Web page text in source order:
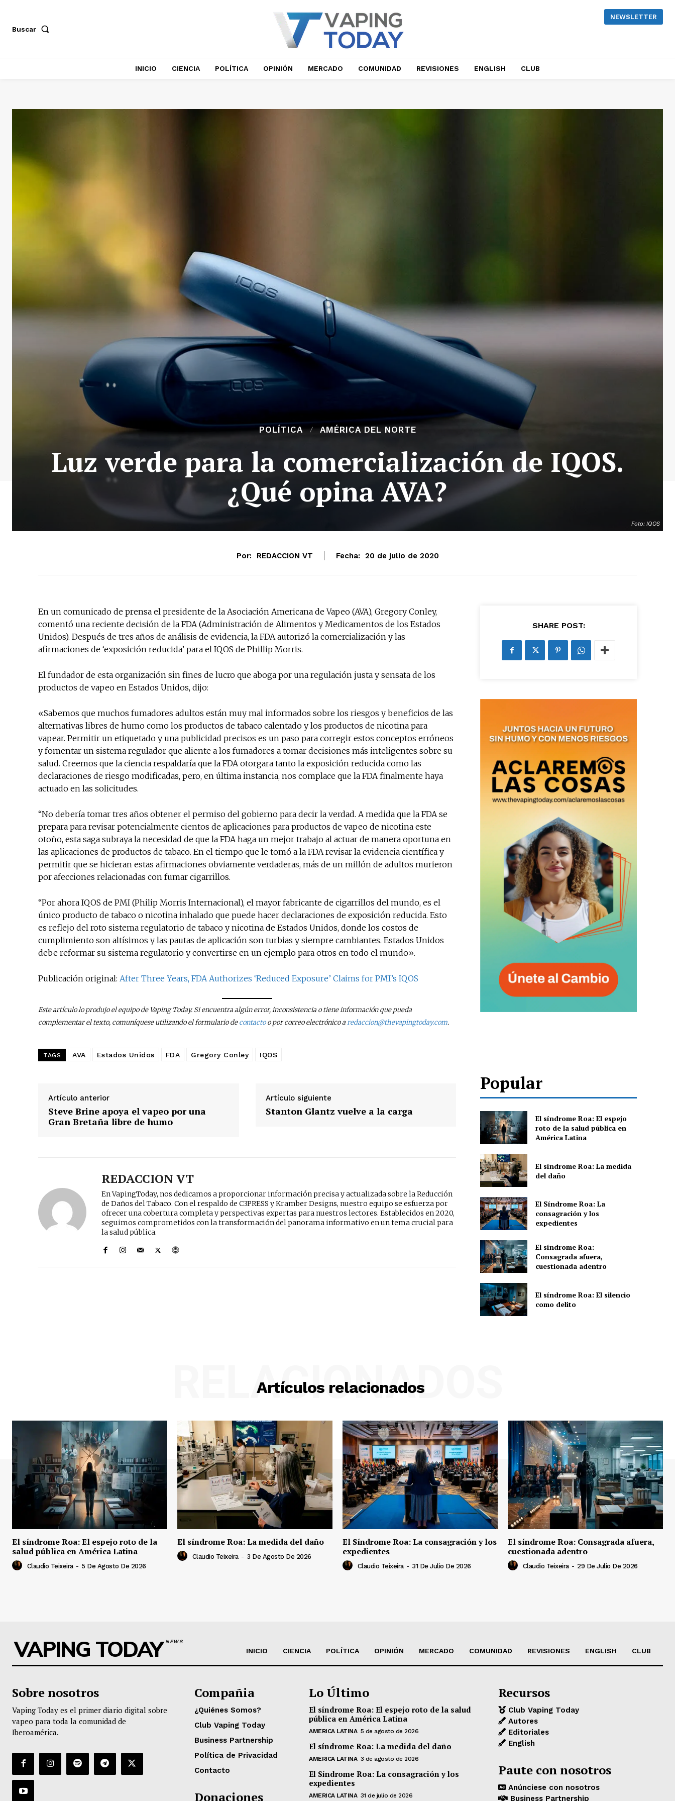
No te pierdas de las últimas
noticias del vapeo y la reducción de daños en tu correo
electrónico.
Subscribe to our daily clipping and receive all the news
of vaping and tobacco harm reduction in your email.
Buscar
NEWSLETTER
INICIO CIENCIA POLÍTICA OPINIÓN MERCADO COMUNIDAD REVISIONES ENGLISH CLUB
Foto: IQOS
POLÍTICA AMÉRICA DEL NORTE
Luz verde para la comercialización de IQOS.
¿Qué opina AVA?
Por: REDACCION VT Fecha: 20 de julio de 2020
En un comunicado de prensa el presidente de la Asociación Americana de Vapeo (AVA), Gregory Conley,
comentó una reciente decisión de la FDA (Administración de Alimentos y Medicamentos de los Estados
Unidos). Después de tres años de análisis de evidencia, la FDA autorizó la comercialización y las
afirmaciones de ‘exposición reducida’ para el IQOS de Phillip Morris.
El fundador de esta organización sin fines de lucro que aboga por una regulación justa y sensata de los
productos de vapeo en Estados Unidos, dijo:
«Sabemos que muchos fumadores adultos están muy mal informados sobre los riesgos y beneficios de las
alternativas libres de humo como los productos de tabaco calentado y los productos de nicotina para
vapear. Permitir un etiquetado y una publicidad precisos es un paso para corregir estos conceptos erróneos
y fomentar un sistema regulador que aliente a los fumadores a tomar decisiones más inteligentes sobre su
salud. Creemos que la ciencia respaldaría que la FDA otorgara tanto la exposición reducida como las
declaraciones de riesgo modificadas, pero, en última instancia, nos complace que la FDA finalmente haya
actuado en las solicitudes.
“No debería tomar tres años obtener el permiso del gobierno para decir la verdad. A medida que la FDA se
prepara para revisar potencialmente cientos de aplicaciones para productos de vapeo de nicotina este
otoño, esta saga subraya la necesidad de que la FDA haga un mejor trabajo al actuar de manera oportuna en
las aplicaciones de productos de tabaco. En el tiempo que le tomó a la FDA revisar la evidencia científica y
permitir que se hicieran estas afirmaciones obviamente verdaderas, más de un millón de adultos murieron
por afecciones relacionadas con fumar cigarrillos.
“Por ahora IQOS de PMI (Philip Morris Internacional), el mayor fabricante de cigarrillos del mundo, es el
único producto de tabaco o nicotina inhalado que puede hacer declaraciones de exposición reducida. Esto
es reflejo del roto sistema regulatorio de tabaco y nicotina de Estados Unidos, donde los costos de
cumplimiento son altísimos y las pautas de aplicación son turbias y siempre cambiantes. Estados Unidos
debe reformar su sistema regulatorio y convertirse en un ejemplo para otros en todo el mundo».
Publicación original: After Three Years, FDA Authorizes ‘Reduced Exposure’ Claims for PMI’s IQOS
Este artículo lo produjo el equipo de Vaping Today. Si encuentra algún error, inconsistencia o tiene información que pueda
complementar el texto, comuníquese utilizando el formulario decontactoo por correo electrónico aredaccion@thevapingtoday.com.
TAGS AVA Estados Unidos FDA Gregory Conley IQOS
Artículo anterior
Steve Brine apoya el vapeo por una
Gran Bretaña libre de humo
Artículo siguiente
Stanton Glantz vuelve a la carga
REDACCION VT
En VapingToday, nos dedicamos a proporcionar información precisa y actualizada sobre la Reducción
de Daños del Tabaco. Con el respaldo de C3PRESS y Kramber Designs, nuestro equipo se esfuerza por
ofrecer una cobertura completa y perspectivas expertas para nuestros lectores. Establecidos en 2020,
seguimos comprometidos con la transformación del panorama informativo en un tema crucial para
la salud pública.
SHARE POST:
Popular
El síndrome Roa: El espejo
roto de la salud pública en
América Latina
El síndrome Roa: La medida
del daño
El Síndrome Roa: La
consagración y los
expedientes
El síndrome Roa:
Consagrada afuera,
cuestionada adentro
El síndrome Roa: El silencio
como delito
Artículos relacionados
RELACIONADOS
El síndrome Roa: El espejo roto de la
salud pública en América Latina
Claudio Teixeira - 5 De Agosto De 2026
El síndrome Roa: La medida del daño
Claudio Teixeira - 3 De Agosto De 2026
El Síndrome Roa: La consagración y los
expedientes
Claudio Teixeira - 31 De Julio De 2026
El síndrome Roa: Consagrada afuera,
cuestionada adentro
Claudio Teixeira - 29 De Julio De 2026
VAPING TODAYNEWS
INICIO CIENCIA POLÍTICA OPINIÓN MERCADO COMUNIDAD REVISIONES ENGLISH CLUB
Sobre nosotros
Vaping Today es el primer diario digital sobre
vapeo para toda la comunidad de
Iberoamérica.
Compañia
¿Quiénes Somos?
Club Vaping Today
Business Partnership
Política de Privacidad
Contacto
Donaciones
Lo Último
El síndrome Roa: El espejo roto de la salud
pública en América Latina
AMERICA LATINA 5 de agosto de 2026
El síndrome Roa: La medida del daño
AMERICA LATINA 3 de agosto de 2026
El Síndrome Roa: La consagración y los
expedientes
AMERICA LATINA 31 de julio de 2026
Recursos
Club Vaping Today
Autores
Editoriales
English
Paute con nosotros
Anúnciese con nosotros
Business Partnership